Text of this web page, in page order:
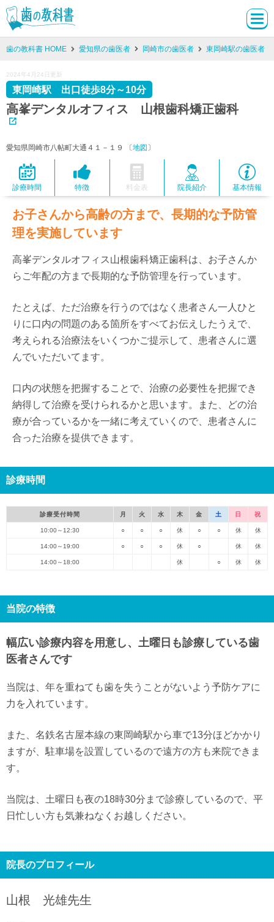
歯の教科書 HOME 愛知県の歯医者 岡崎市の歯医者 東岡崎駅の歯医者
2024年4月24日更新
高峯デンタルオフィス 山根歯科矯正歯科
東岡崎駅 出口徒歩8分～10分
愛知県岡崎市八帖町大通４１－１９ 〔地図 〕
診療時間 特徴 料金表 院長紹介 基本情報
お子さんから高齢の方まで、長期的な予防管
理を実施しています
高峯デンタルオフィス山根歯科矯正歯科は、お子さんか
らご年配の方まで長期的な予防管理を行っています。
たとえば、ただ治療を行うのではなく患者さん一人ひと
りに口内の問題のある箇所をすべてお伝えしたうえで、
考えられる治療法をいくつかご提示して、患者さんに選
んでいただいてます。
口内の状態を把握することで、治療の必要性を把握でき
納得して治療を受けられるかと思います。また、どの治
療が合っているかを一緒に考えていくので、患者さんに
合った治療を提供できます。
診療時間
診療受付時間 月 火 水 木 金 土 日 祝
10:00～12:30 ○ ○ ○ 休 ○ ○ 休 休
14:00～19:00 ○ ○ ○ 休 ○ 休 休
14:00～18:00 休 ○ 休 休
当院の特徴
幅広い診療内容を用意し、土曜日も診療している歯
医者さんです
当院は、年を重ねても歯を失うことがないよう予防ケアに
力を入れています。
また、名鉄名古屋本線の東岡崎駅から車で13分ほどかかり
ますが、駐車場を設置しているので遠方の方も来院できま
す。
当院は、土曜日も夜の18時30分まで診療しているので、平
日忙しい方も気兼ねなくお越しください。
院長のプロフィール
山根 光雄先生